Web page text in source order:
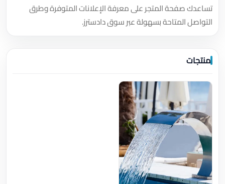
تساعدك صفحة المتجر على معرفة الإعلانات المتوفرة وطرق
التواصل المتاحة بسهولة عبر سوق دادسترز.
منتجات